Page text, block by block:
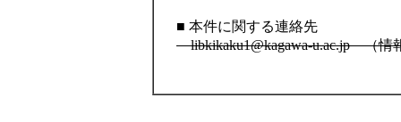
■ 本件に関する連絡先
libkikaku1@kagawa-u.ac.jp （情